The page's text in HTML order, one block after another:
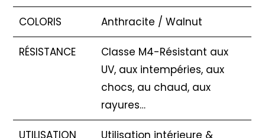
COLORIS Anthracite / Walnut
RÉSISTANCE
Classe M4-Résistant aux
UV, aux intempéries, aux
chocs, au chaud, aux
rayures…
UTILISATION
Utilisation intérieure &